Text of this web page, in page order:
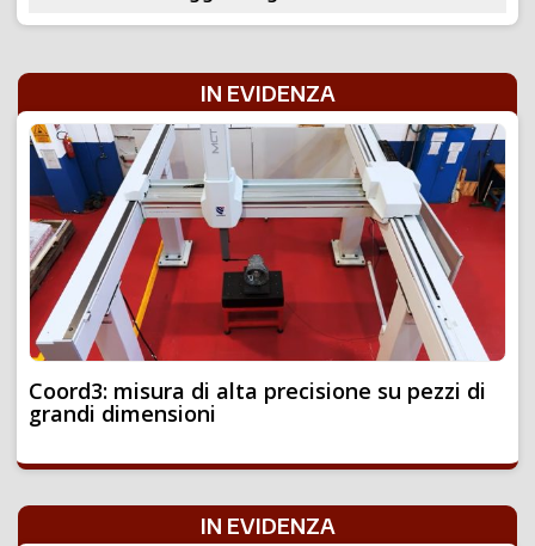
IN EVIDENZA
Coord3: misura di alta precisione su pezzi di
grandi dimensioni
IN EVIDENZA